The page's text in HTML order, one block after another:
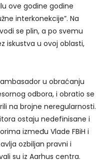
ove godine godine
interkonekcije”. Na
se plin, a po svemu
iskustva u ovoj oblasti,
u obraćanju
odbora, i obratio se
na brojne neregularnosti.
ostaju nedefinisane i
između Vlade FBiH i
ozbiljan pravni i
su iz Aarhus centra.